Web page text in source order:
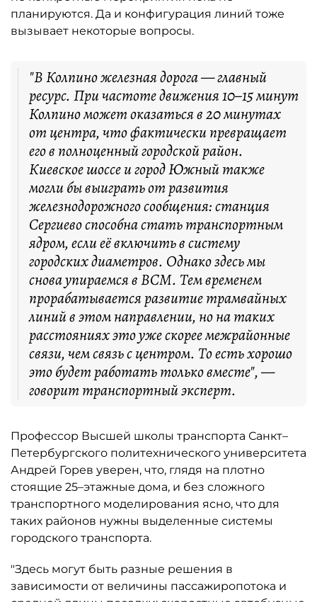
планируются. Да и конфигурация линий тоже
вызывает некоторые вопросы.
"В Колпино железная дорога — главный
ресурс. При частоте движения 10–15 минут
Колпино может оказаться в 20 минутах
от центра, что фактически превращает
его в полноценный городской район.
Киевское шоссе и город Южный также
могли бы выиграть от развития
железнодорожного сообщения: станция
Сергиево способна стать транспортным
ядром, если её включить в систему
городских диаметров. Однако здесь мы
снова упираемся в ВСМ. Тем временем
прорабатывается развитие трамвайных
линий в этом направлении, но на таких
расстояниях это уже скорее межрайонные
связи, чем связь с центром. То есть хорошо
это будет работать только вместе", —
говорит транспортный эксперт.
Профессор Высшей школы транспорта Санкт–
Петербургского политехнического университета
Андрей Горев уверен, что, глядя на плотно
стоящие 25–этажные дома, и без сложного
транспортного моделирования ясно, что для
таких районов нужны выделенные системы
городского транспорта.
"Здесь могут быть разные решения в
зависимости от величины пассажиропотока и